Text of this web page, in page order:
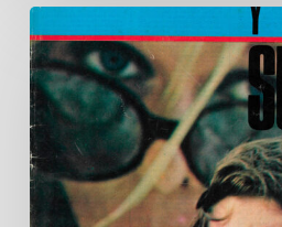
Raphael
y
su
clan